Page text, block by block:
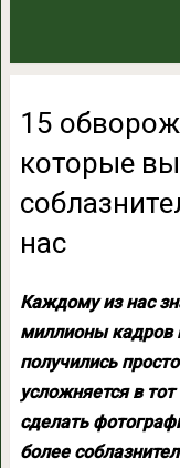
15
которые
нас
Каждому из нас
миллионы кадров
получились
усложняется в
сделать
более